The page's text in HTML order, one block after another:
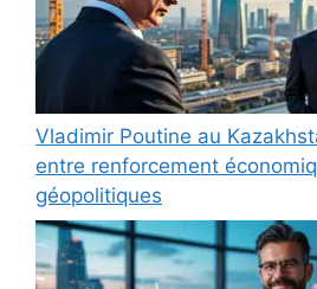
Vladimir Poutine au
entre renforcement
géopolitiques